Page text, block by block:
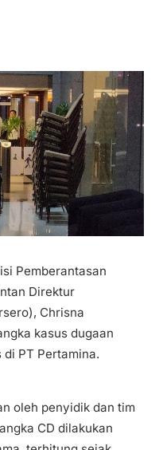
Pemberantasan
Direktur
Chrisna
kasus dugaan
PT Pertamina.
oleh penyidik dan tim
CD dilakukan